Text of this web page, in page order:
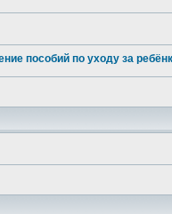
пособий по уходу за